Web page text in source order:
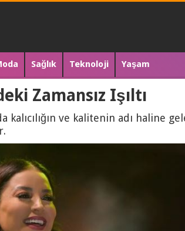
Sağlık Teknoloji Yaşam
Zamansız Işıltı
kalıcılığın ve kalitenin adı haline